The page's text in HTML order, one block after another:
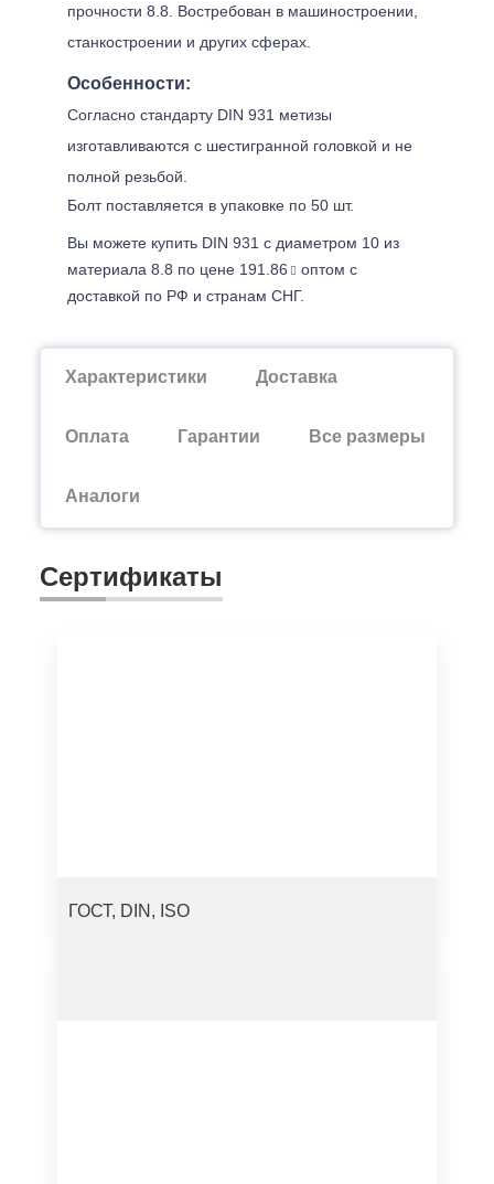
прочности 8.8. Востребован в машиностроении,
станкостроении и других сферах.
Особенности:
Согласно стандарту DIN 931 метизы
изготавливаются с шестигранной головкой и не
полной резьбой.
Болт поставляется в упаковке по 50 шт.
Вы можете купить DIN 931 с диаметром 10 из
материала 8.8 по цене 191.86
оптом с
доставкой по РФ и странам СНГ.
Характеристики Доставка
Оплата Гарантии Все размеры
Аналоги
Сертификаты
ГОСТ, DIN, ISO